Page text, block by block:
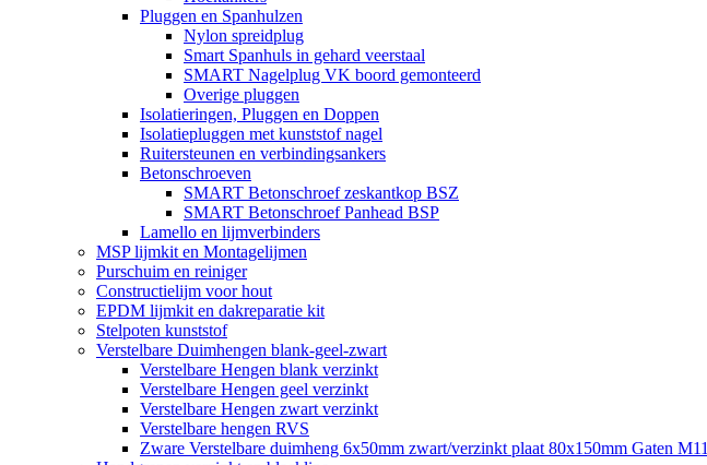
Pluggen en Spanhulzen
Nylon spreidplug
Smart Spanhuls in gehard veerstaal
SMART Nagelplug VK boord gemonteerd
Overige pluggen
Isolatieringen, Pluggen en Doppen
Isolatiepluggen met kunststof nagel
Ruitersteunen en verbindingsankers
Betonschroeven
SMART Betonschroef zeskantkop BSZ
SMART Betonschroef Panhead BSP
Lamello en lijmverbinders
MSP lijmkit en Montagelijmen
Purschuim en reiniger
Constructielijm voor hout
EPDM lijmkit en dakreparatie kit
Stelpoten kunststof
Verstelbare Duimhengen blank-geel-zwart
Verstelbare Hengen blank verzinkt
Verstelbare Hengen geel verzinkt
Verstelbare Hengen zwart verzinkt
Verstelbare hengen RVS
Zware Verstelbare duimheng 6x50mm zwart/verzinkt plaat 80x150mm Gaten M11